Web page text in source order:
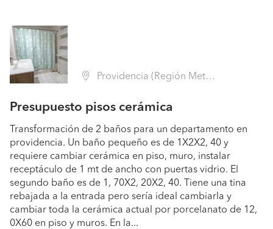
Providencia (Región Metropolitana - Santiago)
Presupuesto pisos cerámica
Transformación de 2 baños para un departamento en
providencia. Un baño pequeño es de 1X2X2, 40 y
requiere cambiar cerámica en piso, muro, instalar
receptáculo de 1 mt de ancho con puertas vidrio. El
segundo baño es de 1, 70X2, 20X2, 40. Tiene una tina
rebajada a la entrada pero sería ideal cambiarla y
cambiar toda la cerámica actual por porcelanato de 12,
0X60 en piso y muros. En la...